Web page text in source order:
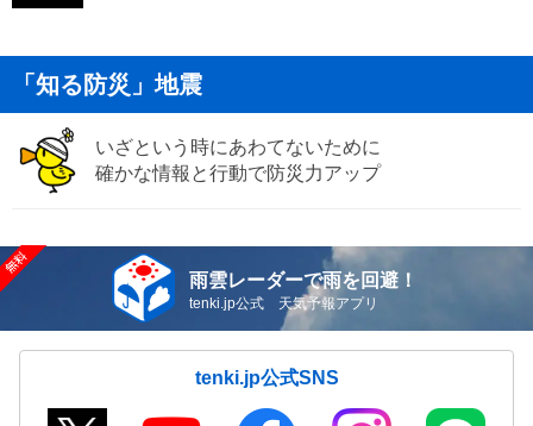
「知る防災」地震
いざという時にあわてないために
確かな情報と行動で防災力アップ
雨雲レーダーで雨を回避！
tenki.jp公式 天気予報アプリ
tenki.jp公式SNS